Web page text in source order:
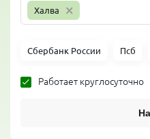
Халва ×
Сбербанк России Псб
Работает круглосуточно